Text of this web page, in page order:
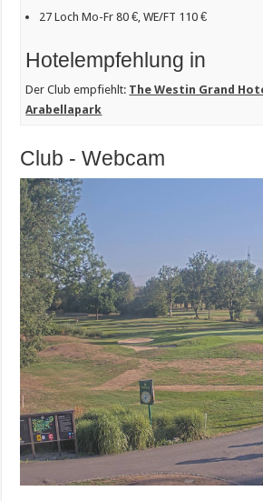
27 Loch Mo-Fr 80 €, WE/FT 110 €
Hotelempfehlung in
Der Club empfiehlt: The Westin Grand
Arabellapark
Club - Webcam